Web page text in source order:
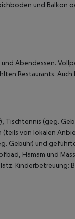
und Balkon
Abendessen.
Restaurants. Auch
(geg.
(teils von lokalen
Gebühr) und
Hamam und
Kinderbetreuung: